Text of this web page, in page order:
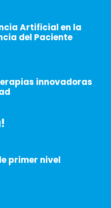
Artificial en la
del Paciente
innovadoras
primer nivel